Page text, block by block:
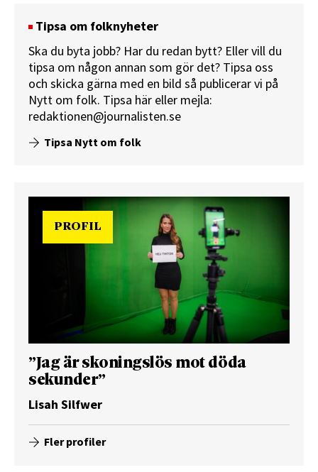
Tipsa om folknyheter
Ska du byta jobb? Har du redan bytt? Eller vill du
tipsa om någon annan som gör det? Tipsa oss
och skicka gärna med en bild så publicerar vi på
Nytt om folk. Tipsa här eller mejla:
redaktionen@journalisten.se
Tipsa Nytt om folk
PROFIL
”Jag är skoningslös mot döda
sekunder”
Lisah Silfwer
Fler profiler